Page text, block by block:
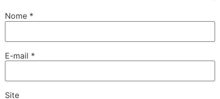
Nome *
E-mail *
Site